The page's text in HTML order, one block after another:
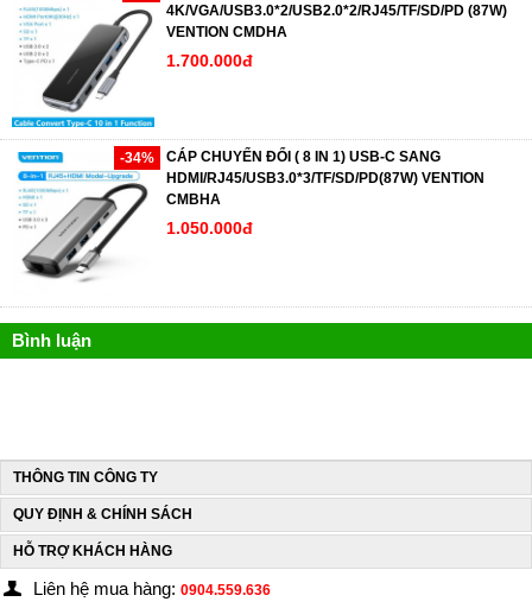
4K/VGA/USB3.0*2/USB2.0*2/RJ45/TF/SD/PD (87W)
VENTION CMDHA
1.700.000đ
-34%
CÁP CHUYỂN ĐỔI ( 8 IN 1) USB-C SANG
HDMI/RJ45/USB3.0*3/TF/SD/PD(87W) VENTION
CMBHA
1.050.000đ
Bình luận
THÔNG TIN CÔNG TY
QUY ĐỊNH & CHÍNH SÁCH
HỖ TRỢ KHÁCH HÀNG
Liên hệ mua hàng: 0904.559.636